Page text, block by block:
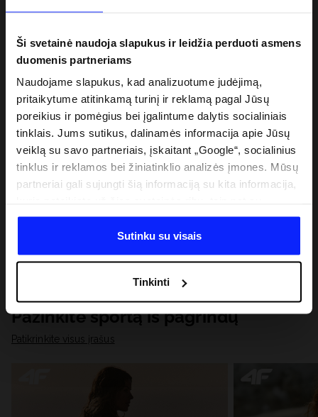
Ši svetainė naudoja slapukus ir leidžia perduoti asmens
duomenis partneriams
Naudojame slapukus, kad analizuotume judėjimą,
pritaikytume atitinkamą turinį ir reklamą pagal Jūsų
poreikius ir pomėgius bei įgalintume dalytis socialiniais
tinklais. Jums sutikus, dalinamės informacija apie Jūsų
veiklą su savo partneriais, įskaitant „Google“, socialinius
tinklus ir reklamos bei žiniatinklio analizės įmones. Mūsų
partneriai gali sujungti šią informaciją su kita informacija,
duomenimis, kuriuos jie gauna, kai naudojatės jų
paslaugomis. Gavus Jūsų leidimą, mes galime perduoti
Jūsų asmeninę informaciją savo partneriams, siekdami
analitinius tyrimus, pritaikyti turinį ir tobulinti mūsų
partnerių siūlomus sprendimus (pvz., socialinius tinklus).
Išsamią informaciją rasite mūsų Privatumo politikoje ir
skiltyje „Išsami informacija“.
Sutinku su visais
Tinkinti
Pažinkite sportą iš pagrindų
Patikrinkite visus įrašus